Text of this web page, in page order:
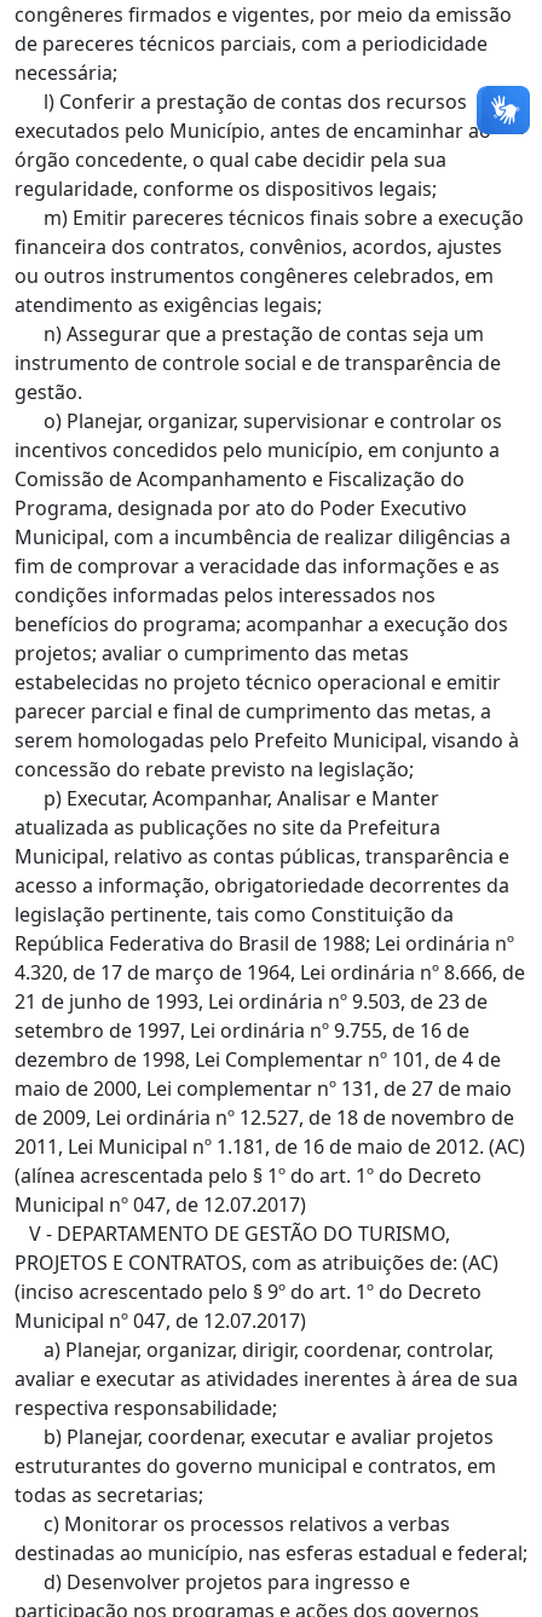
congêneres firmados e vigentes, por meio da emissão
de pareceres técnicos parciais, com a periodicidade
necessária;
l) Conferir a prestação de contas dos recursos
executados pelo Município, antes de encaminhar ao
órgão concedente, o qual cabe decidir pela sua
regularidade, conforme os dispositivos legais;
m) Emitir pareceres técnicos finais sobre a execução
financeira dos contratos, convênios, acordos, ajustes
ou outros instrumentos congêneres celebrados, em
atendimento as exigências legais;
n) Assegurar que a prestação de contas seja um
instrumento de controle social e de transparência de
gestão.
o) Planejar, organizar, supervisionar e controlar os
incentivos concedidos pelo município, em conjunto a
Comissão de Acompanhamento e Fiscalização do
Programa, designada por ato do Poder Executivo
Municipal, com a incumbência de realizar diligências a
fim de comprovar a veracidade das informações e as
condições informadas pelos interessados nos
benefícios do programa; acompanhar a execução dos
projetos; avaliar o cumprimento das metas
estabelecidas no projeto técnico operacional e emitir
parecer parcial e final de cumprimento das metas, a
serem homologadas pelo Prefeito Municipal, visando à
concessão do rebate previsto na legislação;
p) Executar, Acompanhar, Analisar e Manter
atualizada as publicações no site da Prefeitura
Municipal, relativo as contas públicas, transparência e
acesso a informação, obrigatoriedade decorrentes da
legislação pertinente, tais como Constituição da
República Federativa do Brasil de 1988; Lei ordinária nº
4.320, de 17 de março de 1964, Lei ordinária nº 8.666, de
21 de junho de 1993, Lei ordinária nº 9.503, de 23 de
setembro de 1997, Lei ordinária nº 9.755, de 16 de
dezembro de 1998, Lei Complementar nº 101, de 4 de
maio de 2000, Lei complementar nº 131, de 27 de maio
de 2009, Lei ordinária nº 12.527, de 18 de novembro de
2011, Lei Municipal nº 1.181, de 16 de maio de 2012. (AC)
(alínea acrescentada pelo § 1º do art. 1º do Decreto
Municipal nº 047, de 12.07.2017)
V - DEPARTAMENTO DE GESTÃO DO TURISMO,
PROJETOS E CONTRATOS, com as atribuições de: (AC)
(inciso acrescentado pelo § 9º do art. 1º do Decreto
Municipal nº 047, de 12.07.2017)
a) Planejar, organizar, dirigir, coordenar, controlar,
avaliar e executar as atividades inerentes à área de sua
respectiva responsabilidade;
b) Planejar, coordenar, executar e avaliar projetos
estruturantes do governo municipal e contratos, em
todas as secretarias;
c) Monitorar os processos relativos a verbas
destinadas ao município, nas esferas estadual e federal;
d) Desenvolver projetos para ingresso e
participação nos programas e ações dos governos